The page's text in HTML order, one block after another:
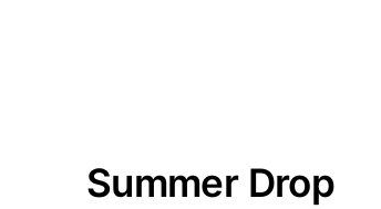
Summer Drop